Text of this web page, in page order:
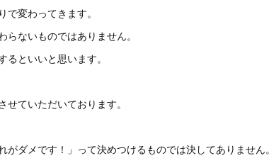
変わってきます。
ないものではありません。
といいと思います。
ていただいております。
ダメです！」って決めつけるものでは決してありません。